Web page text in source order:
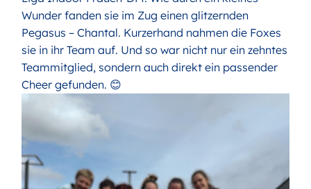
Wunder fanden sie im Zug einen glitzernden
Pegasus – Chantal. Kurzerhand nahmen die Foxes
sie in ihr Team auf. Und so war nicht nur ein zehntes
Teammitglied, sondern auch direkt ein passender
Cheer gefunden. 😊